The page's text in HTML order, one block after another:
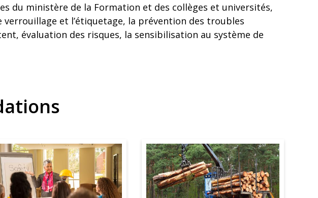
du ministère de la Formation et des collèges et universités,
et l’étiquetage, la prévention des troubles
évaluation des risques, la sensibilisation au système de